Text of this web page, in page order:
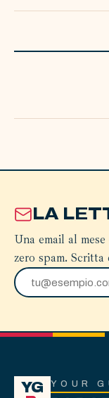
LA
Una email al
zero spam. Scritta
YG
YOUR